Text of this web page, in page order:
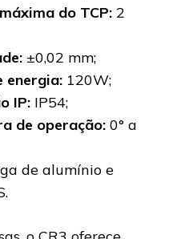
do TCP: 2
±0,02 mm;
energia: 120W;
IP: IP54;
de operação: 0° a
de alumínio e